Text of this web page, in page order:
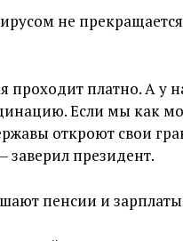
не
проходит платно. А у
Если мы как
откроют свои
заверил президент.
пенсии и